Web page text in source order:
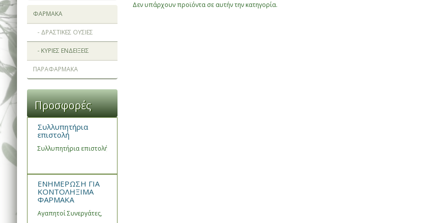
ΦΑΡΜΑΚΑ
- ΔΡΑΣΤΙΚΕΣ ΟΥΣΙΕΣ
- ΚΥΡΙΕΣ ΕΝΔΕΙΞΕΙΣ
ΠΑΡΑΦΑΡΜΑΚΑ
Προσφορές
Συλλυπητήρια
επιστολή
Συλλυπητήρια επιστολή του Συνεταιρισμού Φαρμακοποιών Ημαθίας και Πέλλας
ΕΝΗΜΕΡΩΣΗ ΓΙΑ
ΚΟΝΤΟΛΗΞΙΜΑ
ΦΑΡΜΑΚΑ
Αγαπητοί Συνεργάτες,
Δεν υπάρχουν προϊόντα σε αυτήν την κατηγορία.